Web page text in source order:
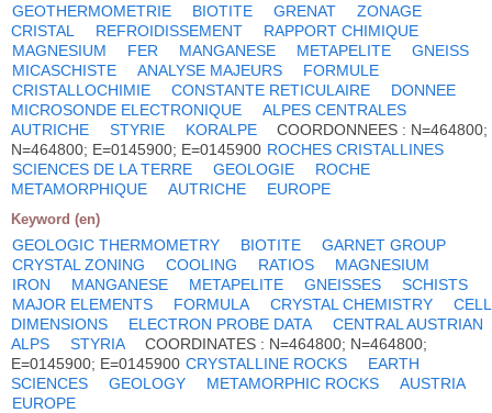
GEOTHERMOMETRIE BIOTITE GRENAT
ZONAGE
CRISTAL
REFROIDISSEMENT
RAPPORT CHIMIQUE
MAGNESIUM
FER MANGANESE METAPELITE
GNEISS
MICASCHISTE
ANALYSE MAJEURS
FORMULE
CRISTALLOCHIMIE
CONSTANTE RETICULAIRE
DONNEE
MICROSONDE ELECTRONIQUE
ALPES CENTRALES
AUTRICHE
STYRIE KORALPE
COORDONNEES : N=464800;
N=464800; E=0145900; E=0145900 ROCHES CRISTALLINES
SCIENCES DE LA TERRE
GEOLOGIE
ROCHE
METAMORPHIQUE
AUTRICHE EUROPE
Keyword (en)
GEOLOGIC THERMOMETRY BIOTITE
GARNET GROUP
CRYSTAL ZONING
COOLING RATIOS
MAGNESIUM
IRON
MANGANESE METAPELITE GNEISSES
SCHISTS
MAJOR ELEMENTS
FORMULA CRYSTAL CHEMISTRY
CELL
DIMENSIONS
ELECTRON PROBE DATA
CENTRAL AUSTRIAN
ALPS
STYRIA
COORDINATES : N=464800; N=464800;
E=0145900; E=0145900 CRYSTALLINE ROCKS
EARTH
SCIENCES
GEOLOGY METAMORPHIC ROCKS
AUSTRIA
EUROPE